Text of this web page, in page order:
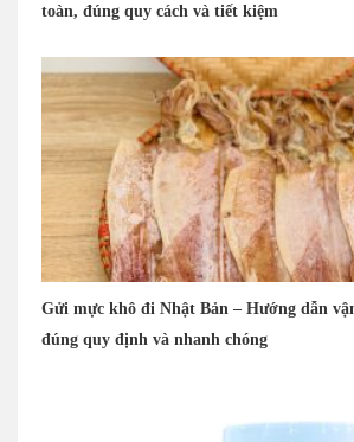
toàn, đúng quy cách và tiết kiệm
Gửi mực khô đi Nhật Bản – Hướng dẫn
đúng quy định và nhanh chóng